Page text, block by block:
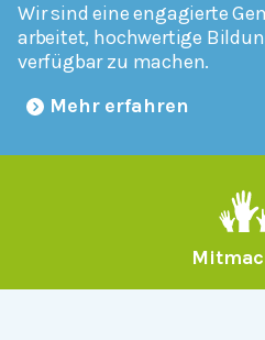
Wir sind eine engagierte
arbeitet, hochwertige
verfügbar zu machen.
Mehr erfahren